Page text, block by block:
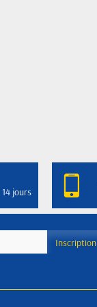
jours